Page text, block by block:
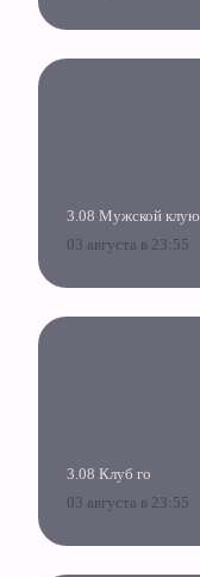
3.08 Мужской клую
03 августа в 23:55
3.08 Клуб го
03 августа в 23:55